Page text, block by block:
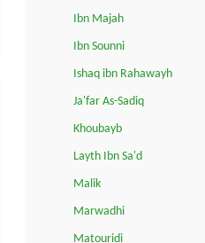
Ibn Majah
Ibn Sounni
Ishaq ibn Rahawayh
Ja'far As-Sadiq
Khoubayb
Layth Ibn Sa'd
Malik
Marwadhi
Matouridi